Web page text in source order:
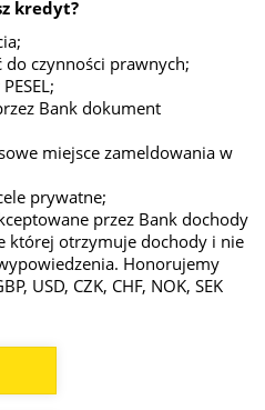
kredyt?
do czynności prawnych;
Bank dokument
miejsce zameldowania w
prywatne;
przez Bank dochody
której otrzymuje dochody i nie
Honorujemy
USD, CZK, CHF, NOK, SEK